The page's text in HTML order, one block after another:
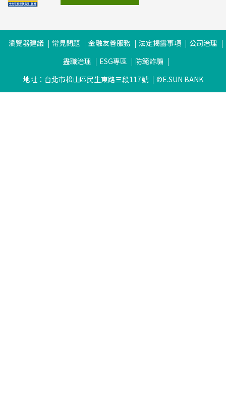
瀏覽器建議 常見問題 金融友善服務 法定揭露事項
公司治理
盡職治理
ESG專區
防範詐騙
地址：台北市松山區民生東路三段117號
©E.SUN BANK